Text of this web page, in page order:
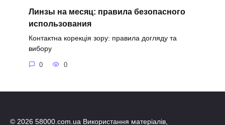
Линзы на месяц: правила безопасного
использования
Контактна корекція зору: правила догляду та
вибору
0 0
© 2026 58000.com.ua Використання матеріалів,